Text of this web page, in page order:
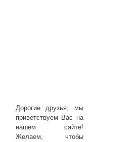
Дорогие друзья, мы
приветствуем Вас на
нашем сайте!
Желаем, чтобы